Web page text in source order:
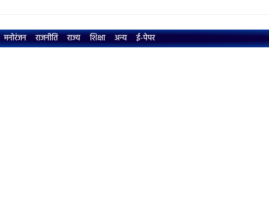
मनोरंजन राजनीति राज्य शिक्षा अन्य ई-पेपर